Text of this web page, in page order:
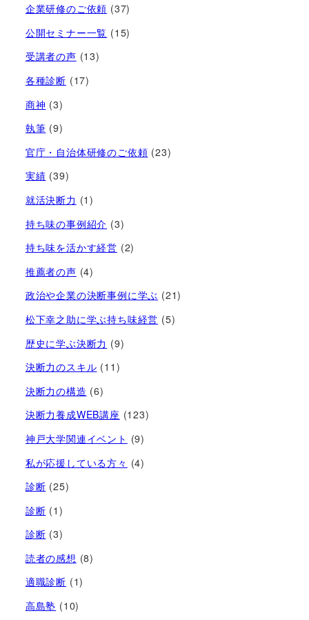
企業研修のご依頼 (37)
公開セミナー一覧 (15)
受講者の声 (13)
各種診断 (17)
商神 (3)
執筆 (9)
官庁・自治体研修のご依頼 (23)
実績 (39)
就活決断力 (1)
持ち味の事例紹介 (3)
持ち味を活かす経営​ (2)
推薦者の声 (4)
政治や企業の決断事例に学ぶ (21)
松下幸之助に学ぶ持ち味経営 (5)
歴史に学ぶ決断力 (9)
決断力のスキル (11)
決断力の構造 (6)
決断力養成WEB講座 (123)
神戸大学関連イベント (9)
私が応援している方々 (4)
診断 (25)
診断 (1)
診断 (3)
読者の感想 (8)
適職診断 (1)
高島塾 (10)